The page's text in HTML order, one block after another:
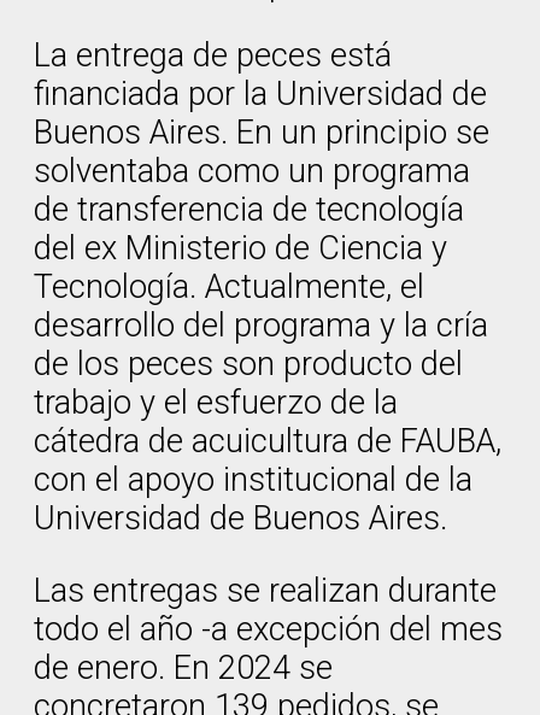
La entrega de peces está
financiada por la Universidad de
Buenos Aires. En un principio se
solventaba como un programa
de transferencia de tecnología
del ex Ministerio de Ciencia y
Tecnología. Actualmente, el
desarrollo del programa y la cría
de los peces son producto del
trabajo y el esfuerzo de la
cátedra de acuicultura de FAUBA,
con el apoyo institucional de la
Universidad de Buenos Aires.
Las entregas se realizan durante
todo el año -a excepción del mes
de enero. En 2024 se
concretaron 139 pedidos, se